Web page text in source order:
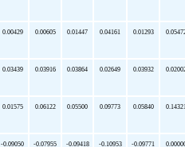
0.00429 0.00605 0.01447 0.04161 0.01293
0.03439 0.03916 0.03864 0.02649 0.03932
0.01575 0.06122 0.05500 0.09773 0.05840
-0.09050 -0.07955 -0.09418 -0.10953 -0.09771